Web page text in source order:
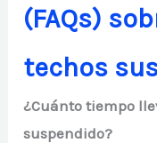
(FAQs)
techos
¿Cuánto tiempo
suspendido?